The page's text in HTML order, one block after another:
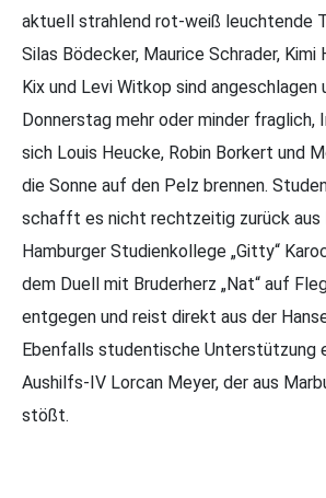
aktuell strahlend rot-weiß leuchtende
Silas Bödecker, Maurice Schrader, Kimi
Kix und Levi Witkop sind angeschlagen
Donnerstag mehr oder minder fraglich,
sich Louis Heucke, Robin Borkert und
die Sonne auf den Pelz brennen.
schafft es nicht rechtzeitig zurück aus
Hamburger Studienkollege „Gitty“
dem Duell mit Bruderherz „Nat“ auf
entgegen und reist direkt aus der
Ebenfalls studentische Unterstützung
Aushilfs-IV Lorcan Meyer, der aus
stößt.